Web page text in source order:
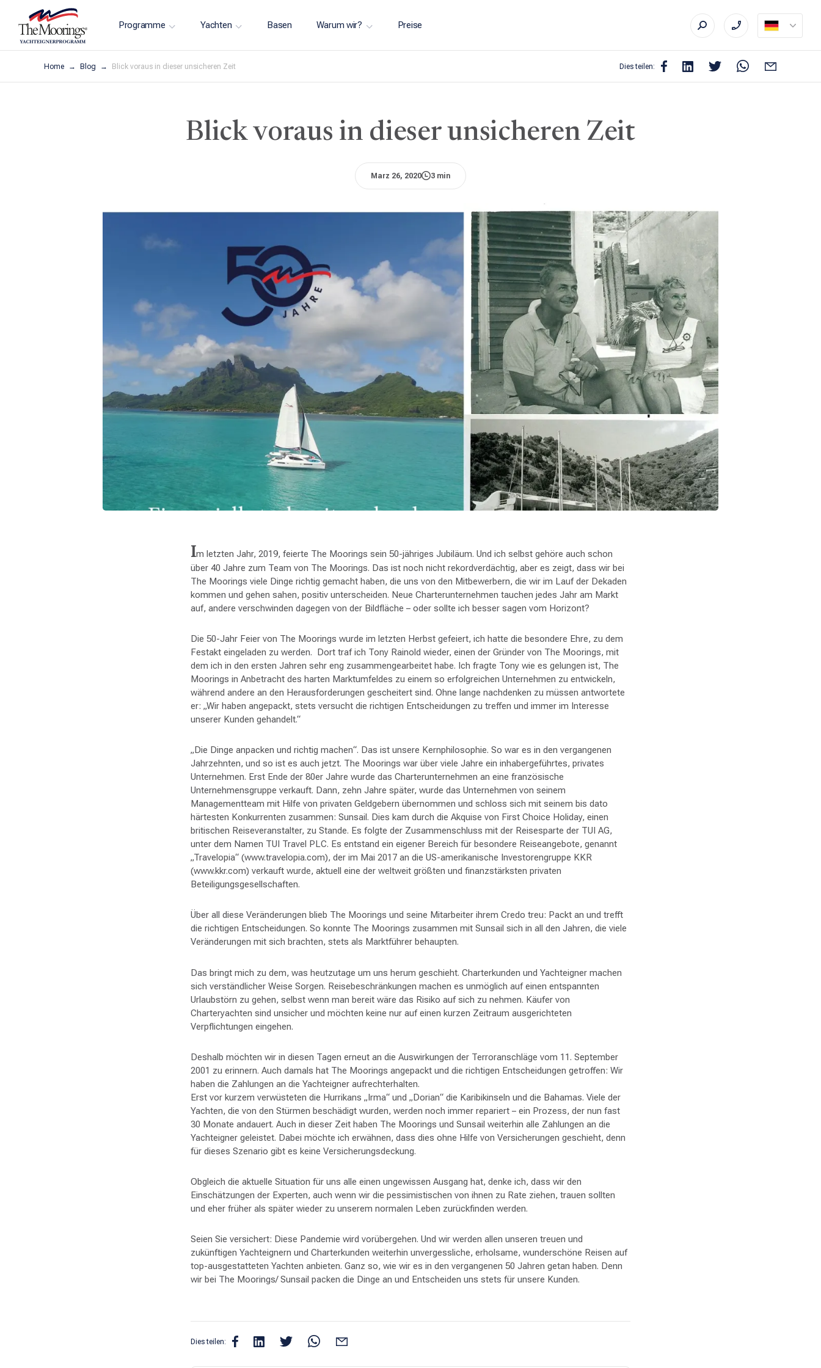
Programme Yachten Basen Warum wir? Preise
Home Blog Blick voraus in dieser unsicheren Zeit Dies teilen:
Blick voraus in dieser unsicheren Zeit
Marz 26, 2020 3 min
Im letzten Jahr, 2019, feierte The Moorings sein 50-jähriges Jubiläum. Und ich selbst gehöre auch schon
über 40 Jahre zum Team von The Moorings. Das ist noch nicht rekordverdächtig, aber es zeigt, dass wir bei
The Moorings viele Dinge richtig gemacht haben, die uns von den Mitbewerbern, die wir im Lauf der Dekaden
kommen und gehen sahen, positiv unterscheiden. Neue Charterunternehmen tauchen jedes Jahr am Markt
auf, andere verschwinden dagegen von der Bildfläche – oder sollte ich besser sagen vom Horizont?
Die 50-Jahr Feier von The Moorings wurde im letzten Herbst gefeiert, ich hatte die besondere Ehre, zu dem
Festakt eingeladen zu werden. Dort traf ich Tony Rainold wieder, einen der Gründer von The Moorings, mit
dem ich in den ersten Jahren sehr eng zusammengearbeitet habe. Ich fragte Tony wie es gelungen ist, The
Moorings in Anbetracht des harten Marktumfeldes zu einem so erfolgreichen Unternehmen zu entwickeln,
während andere an den Herausforderungen gescheitert sind. Ohne lange nachdenken zu müssen antwortete
er: „Wir haben angepackt, stets versucht die richtigen Entscheidungen zu treffen und immer im Interesse
unserer Kunden gehandelt.“
„Die Dinge anpacken und richtig machen“. Das ist unsere Kernphilosophie. So war es in den vergangenen
Jahrzehnten, und so ist es auch jetzt. The Moorings war über viele Jahre ein inhabergeführtes, privates
Unternehmen. Erst Ende der 80er Jahre wurde das Charterunternehmen an eine französische
Unternehmensgruppe verkauft. Dann, zehn Jahre später, wurde das Unternehmen von seinem
Managementteam mit Hilfe von privaten Geldgebern übernommen und schloss sich mit seinem bis dato
härtesten Konkurrenten zusammen: Sunsail. Dies kam durch die Akquise von First Choice Holiday, einen
britischen Reiseveranstalter, zu Stande. Es folgte der Zusammenschluss mit der Reisesparte der TUI AG,
unter dem Namen TUI Travel PLC. Es entstand ein eigener Bereich für besondere Reiseangebote, genannt
„Travelopia“ (www.travelopia.com), der im Mai 2017 an die US-amerikanische Investorengruppe KKR
(www.kkr.com) verkauft wurde, aktuell eine der weltweit größten und finanzstärksten privaten
Beteiligungsgesellschaften.
Über all diese Veränderungen blieb The Moorings und seine Mitarbeiter ihrem Credo treu: Packt an und trefft
die richtigen Entscheidungen. So konnte The Moorings zusammen mit Sunsail sich in all den Jahren, die viele
Veränderungen mit sich brachten, stets als Marktführer behaupten.
Das bringt mich zu dem, was heutzutage um uns herum geschieht. Charterkunden und Yachteigner machen
sich verständlicher Weise Sorgen. Reisebeschränkungen machen es unmöglich auf einen entspannten
Urlaubstörn zu gehen, selbst wenn man bereit wäre das Risiko auf sich zu nehmen. Käufer von
Charteryachten sind unsicher und möchten keine nur auf einen kurzen Zeitraum ausgerichteten
Verpflichtungen eingehen.
Deshalb möchten wir in diesen Tagen erneut an die Auswirkungen der Terroranschläge vom 11. September
2001 zu erinnern. Auch damals hat The Moorings angepackt und die richtigen Entscheidungen getroffen: Wir
haben die Zahlungen an die Yachteigner aufrechterhalten.
Erst vor kurzem verwüsteten die Hurrikans „Irma“ und „Dorian“ die Karibikinseln und die Bahamas. Viele der
Yachten, die von den Stürmen beschädigt wurden, werden noch immer repariert – ein Prozess, der nun fast
30 Monate andauert. Auch in dieser Zeit haben The Moorings und Sunsail weiterhin alle Zahlungen an die
Yachteigner geleistet. Dabei möchte ich erwähnen, dass dies ohne Hilfe von Versicherungen geschieht, denn
für dieses Szenario gibt es keine Versicherungsdeckung.
Obgleich die aktuelle Situation für uns alle einen ungewissen Ausgang hat, denke ich, dass wir den
Einschätzungen der Experten, auch wenn wir die pessimistischen von ihnen zu Rate ziehen, trauen sollten
und eher früher als später wieder zu unserem normalen Leben zurückfinden werden.
Seien Sie versichert: Diese Pandemie wird vorübergehen. Und wir werden allen unseren treuen und
zukünftigen Yachteignern und Charterkunden weiterhin unvergessliche, erholsame, wunderschöne Reisen auf
top-ausgestatteten Yachten anbieten. Ganz so, wie wir es in den vergangenen 50 Jahren getan haben. Denn
wir bei The Moorings/ Sunsail packen die Dinge an und Entscheiden uns stets für unsere Kunden.
Dies teilen: